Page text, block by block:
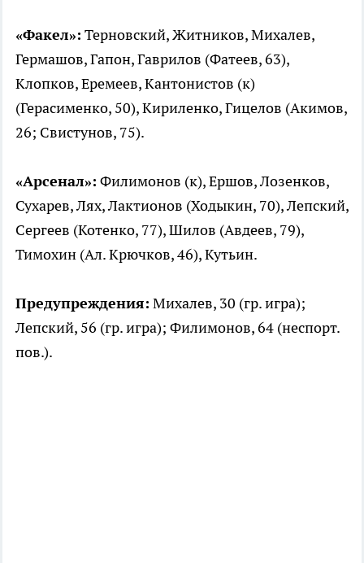
«Факел»: Терновский, Житников, Михалев,
Гермашов, Гапон, Гаврилов (Фатеев, 63),
Клопков, Еремеев, Кантонистов (к)
(Герасименко, 50), Кириленко, Гицелов (Акимов,
26; Свистунов, 75).
«Арсенал»: Филимонов (к), Ершов, Лозенков,
Сухарев, Лях, Лактионов (Ходыкин, 70), Лепский,
Сергеев (Котенко, 77), Шилов (Авдеев, 79),
Тимохин (Ал. Крючков, 46), Кутьин.
Предупреждения: Михалев, 30 (гр. игра);
Лепский, 56 (гр. игра); Филимонов, 64 (неспорт.
пов.).